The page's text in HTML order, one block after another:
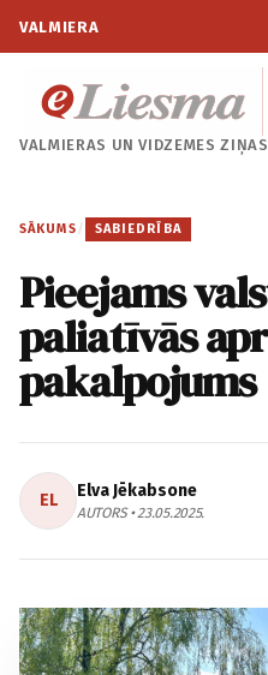
VALMIERA
VALMIERAS UNVIDZEMES ZIŅAS
SĀKUMS / SABIEDRĪBA
Pieejams
paliatīvās
pakalpojums
EL Elva Jēkabsone
AUTORS • 23.05.2025.